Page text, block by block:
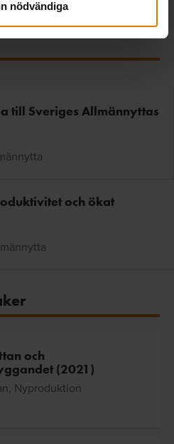
nödvändiga
till Sveriges Allmännyttas
och ökat
och
(2021)
Nyproduktion